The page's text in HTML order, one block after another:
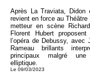
Après La Traviata, Didon
revient en force au
metteur en scène
Florent Hubert
l’opéra de Debussy,
Rameau brillants
principaux malgré une
elliptique.
Le 09/03/2023